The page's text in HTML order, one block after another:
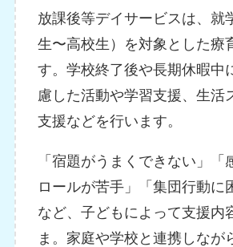
放課後等デイサービスは、就
生〜高校生）を対象とした療
す。学校終了後や長期休暇中
慮した活動や学習支援、生活
支援などを行います。
「宿題がうまくできない」「
ロールが苦手」「集団行動に
など、子どもによって支援内
ま。家庭や学校と連携しなが